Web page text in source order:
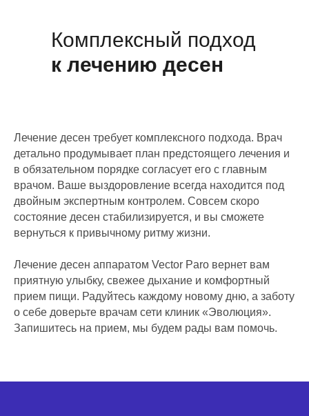
Комплексный подход
к лечению десен
Лечение десен требует комплексного подхода. Врач
детально продумывает план предстоящего лечения и
в обязательном порядке согласует его с главным
врачом. Ваше выздоровление всегда находится под
двойным экспертным контролем. Совсем скоро
состояние десен стабилизируется, и вы сможете
вернуться к привычному ритму жизни.
Лечение десен аппаратом Vector Paro вернет вам
приятную улыбку, свежее дыхание и комфортный
прием пищи. Радуйтесь каждому новому дню, а заботу
о себе доверьте врачам сети клиник «Эволюция».
Запишитесь на прием, мы будем рады вам помочь.